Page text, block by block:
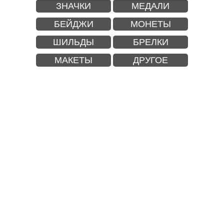
ЗНАЧКИ МЕДАЛИ
ШИЛЬДЫ БРЕЛКИ
БЕЙДЖИ МОНЕТЫ
МАКЕТЫ ДРУГОЕ